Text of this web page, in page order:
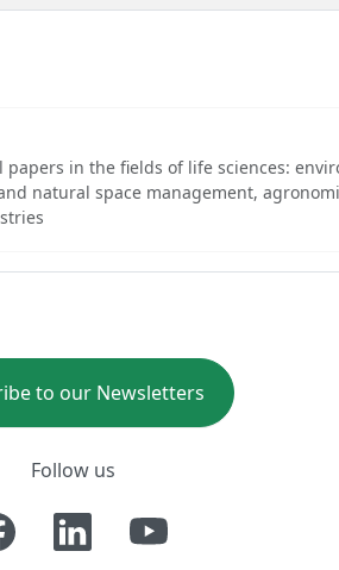
papers in the fields of life sciences:
natural space management,
to our Newsletters
Follow us